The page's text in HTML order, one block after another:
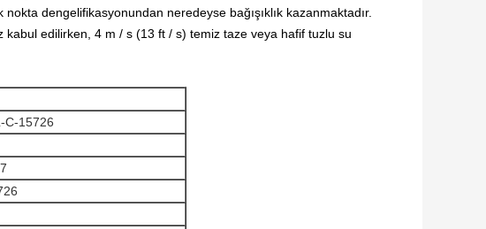
dengelifikasyonundan neredeyse bağışıklık kazanmaktadır.
edilirken, 4 m / s (13 ft / s) temiz taze veya hafif tuzlu su
C-15726